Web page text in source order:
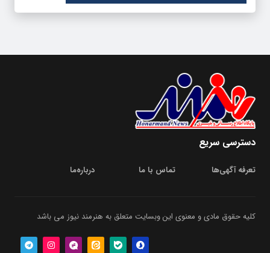
دسترسی سریع
تعرفه آگهی‌ها تماس با ما درباره‌‌ما
کلیه حقوق مادی و معنوی این وبسایت متعلق به هنرمند نیوز می باشد